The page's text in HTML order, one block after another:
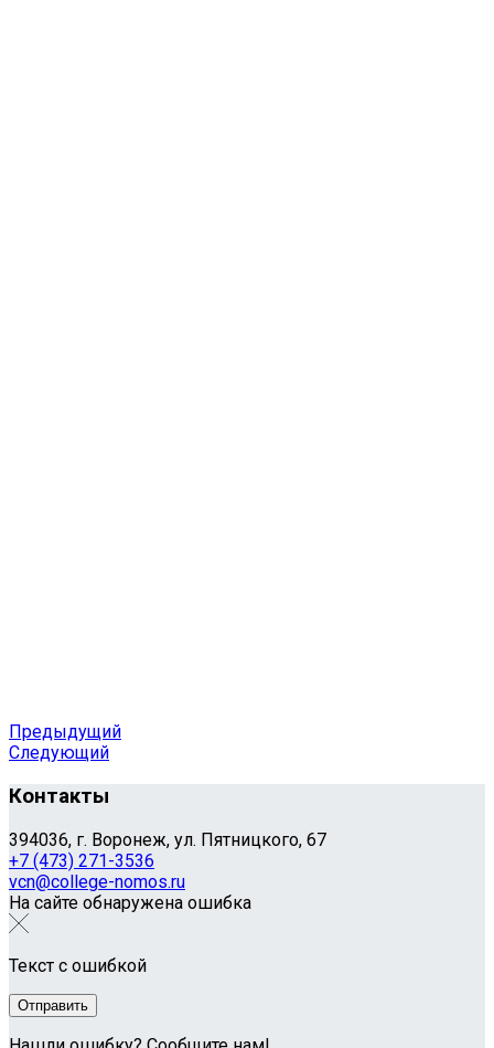
Предыдущий
Следующий
Контакты
394036, г. Воронеж, ул. Пятницкого, 67
+7 (473) 271-3536
vcn@college-nomos.ru
На сайте обнаружена ошибка
Текст с ошибкой